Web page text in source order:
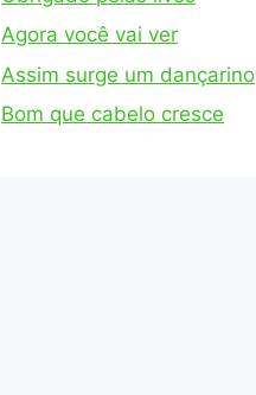
Agora você vai ver
Assim surge um dançarino
Bom que cabelo cresce